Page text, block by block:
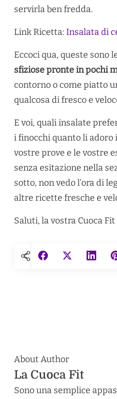
servirla ben fredda.
Link Ricetta: Insalata di
Eccoci qua, queste sono
sfiziose pronte in pochi
contorno o come piatto
qualcosa di fresco e
E voi, quali insalate
i finocchi quanto li adoro
vostre prove e le vostre
senza esitazione nella
sotto, non vedo l’ora di
altre ricette fresche e
Saluti, la vostra Cuoca Fit
About Author
La Cuoca Fit
Sono una semplice